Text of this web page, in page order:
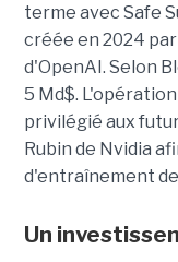
terme avec Safe
créée en 2024
d'OpenAI. Selon
5 Md$.
privilégié aux
Rubin de Nvidia
d'entraînement
Un